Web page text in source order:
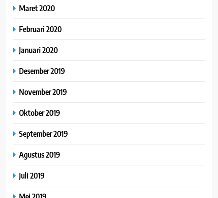
Maret 2020
Februari 2020
Januari 2020
Desember 2019
November 2019
Oktober 2019
September 2019
Agustus 2019
Juli 2019